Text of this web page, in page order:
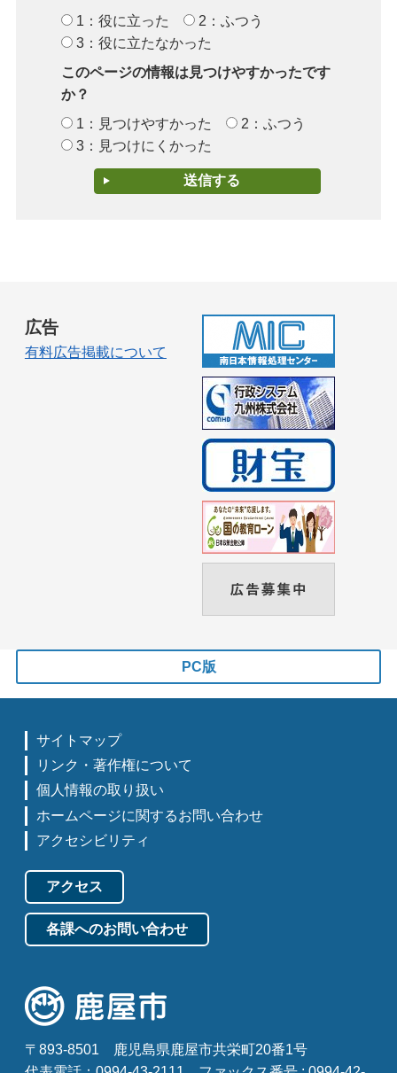
1：役に立った
2：ふつう
3：役に立たなかった
このページの情報は見つけやすかったです
か？
1：見つけやすかった
2：ふつう
3：見つけにくかった
広告
有料広告掲載について
PC版
サイトマップ
リンク・著作権について
個人情報の取り扱い
ホームページに関するお問い合わせ
アクセシビリティ
アクセス
各課へのお問い合わせ
〒893-8501
鹿児島県鹿屋市共栄町20番1号